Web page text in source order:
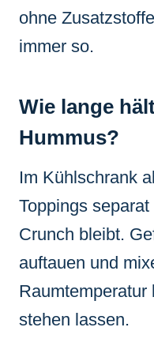
ohne
immer so.
Wie lange
Hummus?
Im Kühlschrank
Toppings
Crunch bleibt.
auftauen und
Raumtemperatur
stehen lassen.